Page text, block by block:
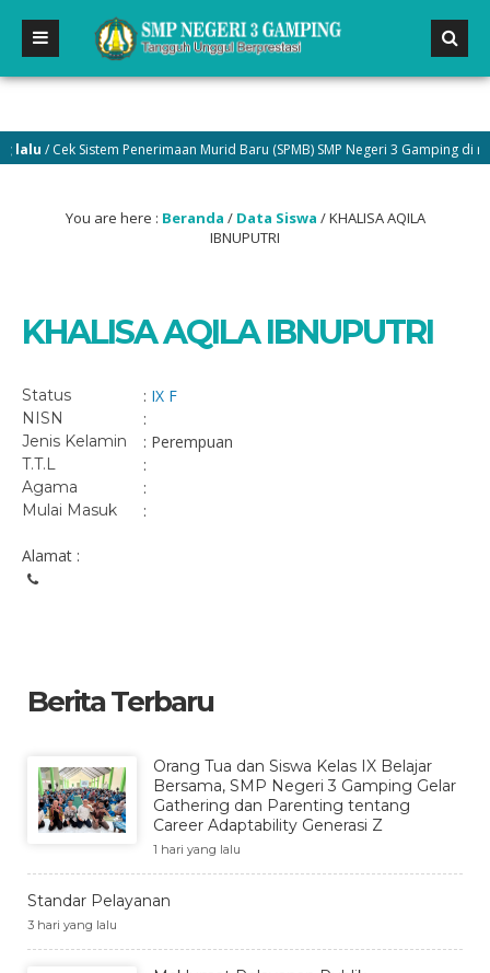
/ Cek Sistem Penerimaan Murid Baru (SPMB) SMP Negeri 3 Gamping di
You are here : Beranda / Data Siswa /KHALISA AQILA
IBNUPUTRI
KHALISA AQILA IBNUPUTRI
Status : IX F
NISN :
Jenis Kelamin : Perempuan
T.T.L :
Agama :
Mulai Masuk :
Alamat :
Berita Terbaru
Orang Tua dan Siswa Kelas IX Belajar
Bersama, SMP Negeri 3 Gamping Gelar
Gathering dan Parenting tentang
Career Adaptability Generasi Z
1 hari yang lalu
Standar Pelayanan
3 hari yang lalu